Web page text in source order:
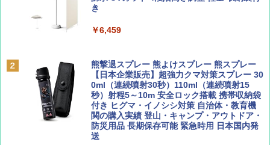
￥1,500
誌] (ＤＩＳＮＥＹ ＦＡＮ)
￥713
山と溪谷 2026年8月号「南アルプス大全」
球の歩き方A ヨーロッパ
￥2,479
D40 地球の歩き方 チェンマイ タイ北部の魅
力的な町 2026～2027 地球の歩き方D アジア
ッシュ 簡単設置 ワンタッチテント キャンプ
PYKES PEAK (パイクスピーク) 着替えテン
ト プライバシー テント 【中が透けない】 1
人用 折りたたみ 防災グッズ 災害用トイレ ビ
ーチ ピクニック ポップアップテント 携帯 簡
易 トイレテント (グレー)
￥4,980
き
￥6,459
熊撃退スプレー 熊よけスプレー 熊スプレー
【日本企業販売】超強力クマ対策スプレー 30
0ml（連続噴射30秒）110ml（連続噴射15
秒）射程5～10m 安全ロック搭載 携帯収納袋
付き ヒグマ・イノシシ対策 自治体・教育機
関の購入実績 登山・キャンプ・アウトドア・
防災用品 長期保存可能 緊急時用 日本国内発
送